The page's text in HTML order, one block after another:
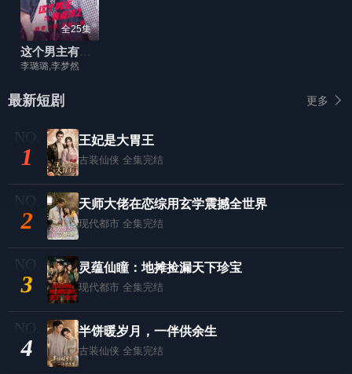
全25集
这个男主有点冷2
李璐璐,李梦然
最新短剧 更多
1
王妃是大胃王
古装仙侠 全集完结
2
天师大佬在恋综用玄学震撼全世界
现代都市 全集完结
3
灵蕴仙瞳：地摊捡漏天下珍宝
现代都市 全集完结
4
半饼暖岁月，一伴供余生
古装仙侠 全集完结